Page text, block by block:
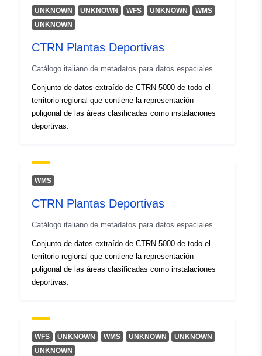
], [ 12.32, 46.66 ] ]
Identificadores: r_friuve:m7881-cc-i9832
UNKNOWN UNKNOWN WFS UNKNOWN
WMS
UNKNOWN
CTRN Plantas Deportivas
Catálogo italiano de metadatos para datos espaciales
Conjunto de datos extraído de CTRN 5000 de todo el
territorio regional que contiene la representación
poligonal de las áreas clasificadas como instalaciones
deportivas.
WMS
CTRN Plantas Deportivas
Catálogo italiano de metadatos para datos espaciales
Conjunto de datos extraído de CTRN 5000 de todo el
territorio regional que contiene la representación
poligonal de las áreas clasificadas como instalaciones
deportivas.
WFS UNKNOWN WMS UNKNOWN
UNKNOWN
UNKNOWN